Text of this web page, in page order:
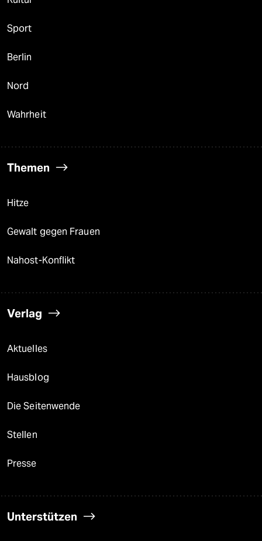
Sport
Berlin
Nord
Wahrheit
Themen
Hitze
Gewalt gegen Frauen
Nahost-Konflikt
Verlag
Aktuelles
Hausblog
Die Seitenwende
Stellen
Presse
Unterstützen